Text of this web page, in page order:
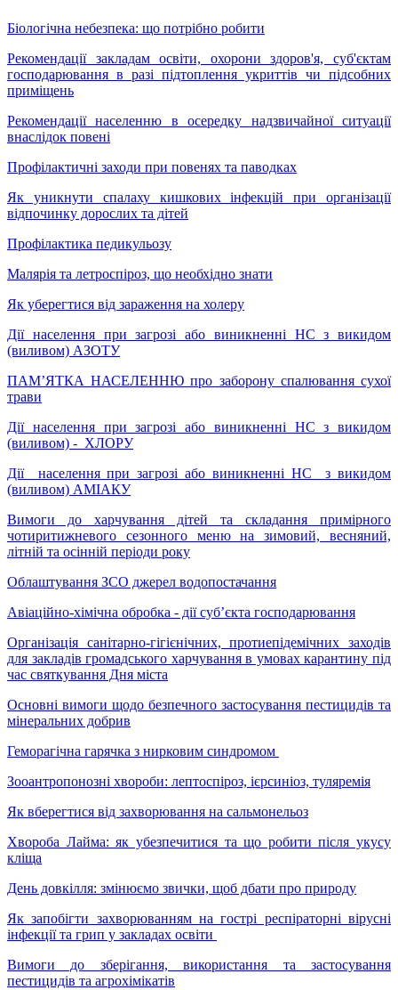
Біологічна небезпека: що потрібно робити
Рекомендації закладам освіти, охорони здоров'я, суб'єктам
господарювання в разі підтоплення укриттів чи підсобних
приміщень
Рекомендації населенню в осередку надзвичайної ситуації
внаслідок повені
Профілактичні заходи при повенях та паводках
Як уникнути спалаху кишкових інфекцій при організації
відпочинку дорослих та дітей
Профілактика педикульозу
Малярія та летроспіроз, що необхідно знати
Як уберегтися від зараження на холеру
Дії населення при загрозі або виникненні НС з викидом
(виливом) АЗОТУ
ПАМ’ЯТКА НАСЕЛЕННЮ про заборону спалювання сухої
трави
Дії населення при загрозі або виникненні НС з викидом
(виливом) - ХЛОРУ
Дії населення при загрозі або виникненні НС з викидом
(виливом) АМІАКУ
Вимоги до харчування дітей та складання примірного
чотиритижневого сезонного меню на зимовий, весняний,
літній та осінній періоди року
Облаштування ЗСО джерел водопостачання
Авіаційно-хімічна обробка - дії суб’єкта господарювання
Організація санітарно-гігієнічних, протиепідемічних заходів
для закладів громадського харчування в умовах карантину під
час святкування Дня міста
Основні вимоги щодо безпечного застосування пестицидів та
мінеральних добрив
Геморагічна гарячка з нирковим синдромом
Зооантропонозні хвороби: лептоспіроз, ієрсиніоз, туляремія
Як вберегтися від захворювання на сальмонельоз
Хвороба Лайма: як убезпечитися та що робити після укусу
кліща
День довкілля: змінюємо звички, щоб дбати про природу
Як запобігти захворюванням на гострі респіраторні вірусні
інфекції та грип у закладах освіти
Вимоги до зберігання, використання та застосування
пестицидів та агрохімікатів